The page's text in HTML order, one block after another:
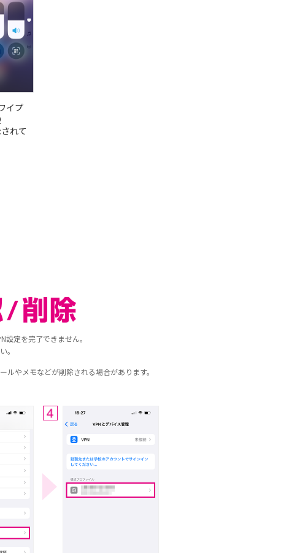
イプ
れて
定を完了できません。
。
やメモなどが削除される場合があります。